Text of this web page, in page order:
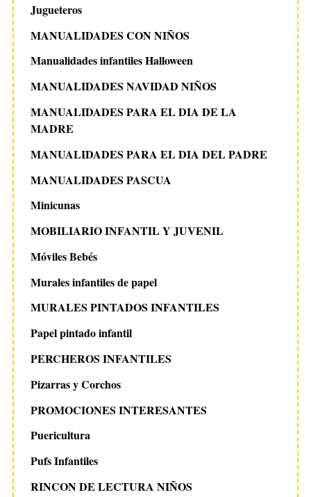
Jugueteros
MANUALIDADES CON NIÑOS
Manualidades infantiles Halloween
MANUALIDADES NAVIDAD NIÑOS
MANUALIDADES PARA EL DIA DE LA
MADRE
MANUALIDADES PARA EL DIA DEL PADRE
MANUALIDADES PASCUA
Minicunas
MOBILIARIO INFANTIL Y JUVENIL
Móviles Bebés
Murales infantiles de papel
MURALES PINTADOS INFANTILES
Papel pintado infantil
PERCHEROS INFANTILES
Pizarras y Corchos
PROMOCIONES INTERESANTES
Puericultura
Pufs Infantiles
RINCON DE LECTURA NIÑOS